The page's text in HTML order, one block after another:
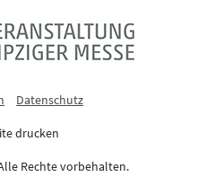
Datenschutz
drucken
Rechte vorbehalten.